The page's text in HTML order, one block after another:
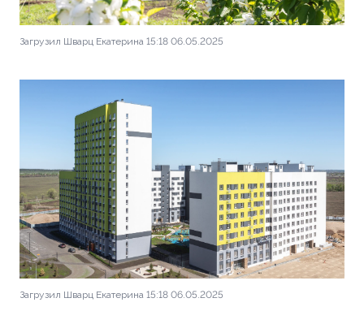
Загрузил Шварц Екатерина 15:18 06.05.2025
Загрузил Шварц Екатерина 15:18 06.05.2025